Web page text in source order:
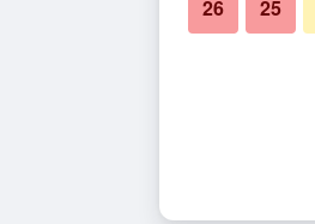
25
26